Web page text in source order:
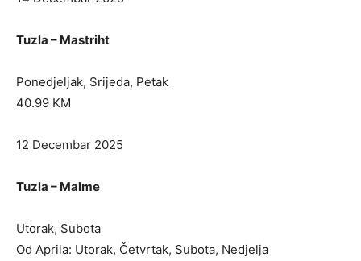
Tuzla – Mastriht
Ponedjeljak, Srijeda, Petak
40.99 KM
12 Decembar 2025
Tuzla – Malme
Utorak, Subota
Od Aprila: Utorak, Četvrtak, Subota, Nedjelja